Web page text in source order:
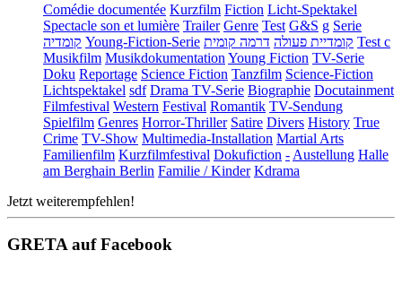
Comédie documentée Kurzfilm Fiction Licht-Spektakel
Spectacle son et lumière Trailer Genre Test G&S g Serie
קומדיה Young-Fiction-Serie קומדיית פעולה דרמה קומית
Test c
Musikfilm Musikdokumentation Young Fiction TV-Serie
Doku Reportage Science Fiction Tanzfilm Science-Fiction
Lichtspektakel sdf Drama TV-Serie Biographie Docutainment
Filmfestival Western Festival Romantik TV-Sendung
Spielfilm Genres Horror-Thriller Satire Divers History True
Crime TV-Show Multimedia-Installation Martial Arts
Familienfilm Kurzfilmfestival Dokufiction - Austellung Halle
am Berghain Berlin Familie / Kinder Kdrama
Jetzt weiterempfehlen!
GRETA auf Facebook